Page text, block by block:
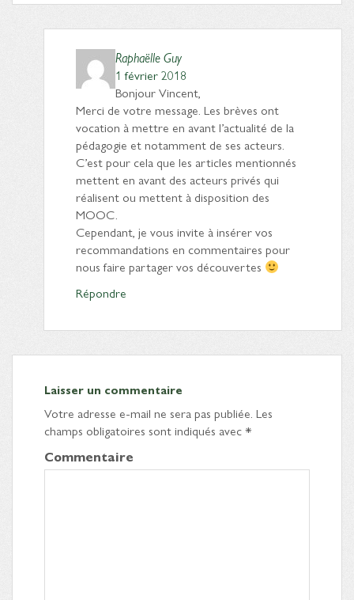
Raphaëlle Guy
1 février 2018
Bonjour Vincent,
Merci de votre message. Les brèves ont
vocation à mettre en avant l’actualité de la
pédagogie et notamment de ses acteurs.
C’est pour cela que les articles mentionnés
mettent en avant des acteurs privés qui
réalisent ou mettent à disposition des
MOOC.
Cependant, je vous invite à insérer vos
recommandations en commentaires pour
nous faire partager vos découvertes
Répondre
Laisser un commentaire
Votre adresse e-mail ne sera pas publiée. Les
champs obligatoires sont indiqués avec*
Commentaire